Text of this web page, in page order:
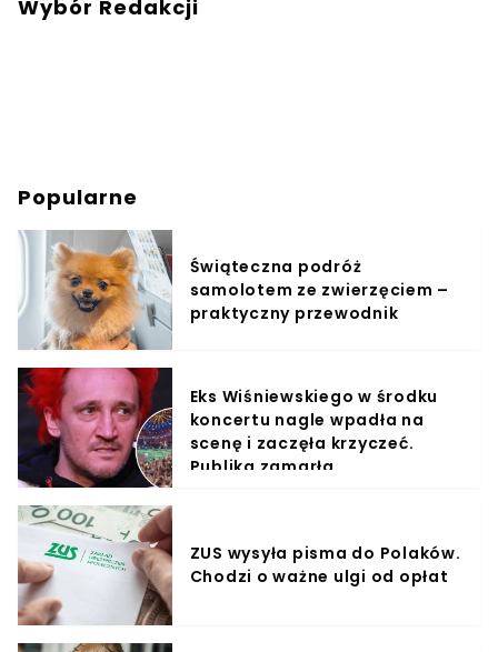
Wybór Redakcji
Popularne
Świąteczna podróż
samolotem ze zwierzęciem –
praktyczny przewodnik
Eks Wiśniewskiego w środku
koncertu nagle wpadła na
scenę i zaczęła krzyczeć.
Publika zamarła
ZUS wysyła pisma do Polaków.
Chodzi o ważne ulgi od opłat